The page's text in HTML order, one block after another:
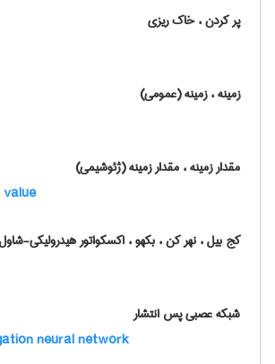
پر کردن ، خاک ریزی
زمینه ، زمینه (عمومی)
مقدار زمینه ، مقدار زمینه (ژئوشیمی)
کج بیل ، نهر کن ، بکهو ، اکسکواتور هیدرولیکی-
شبکه عصبی پس انتشار
neural network